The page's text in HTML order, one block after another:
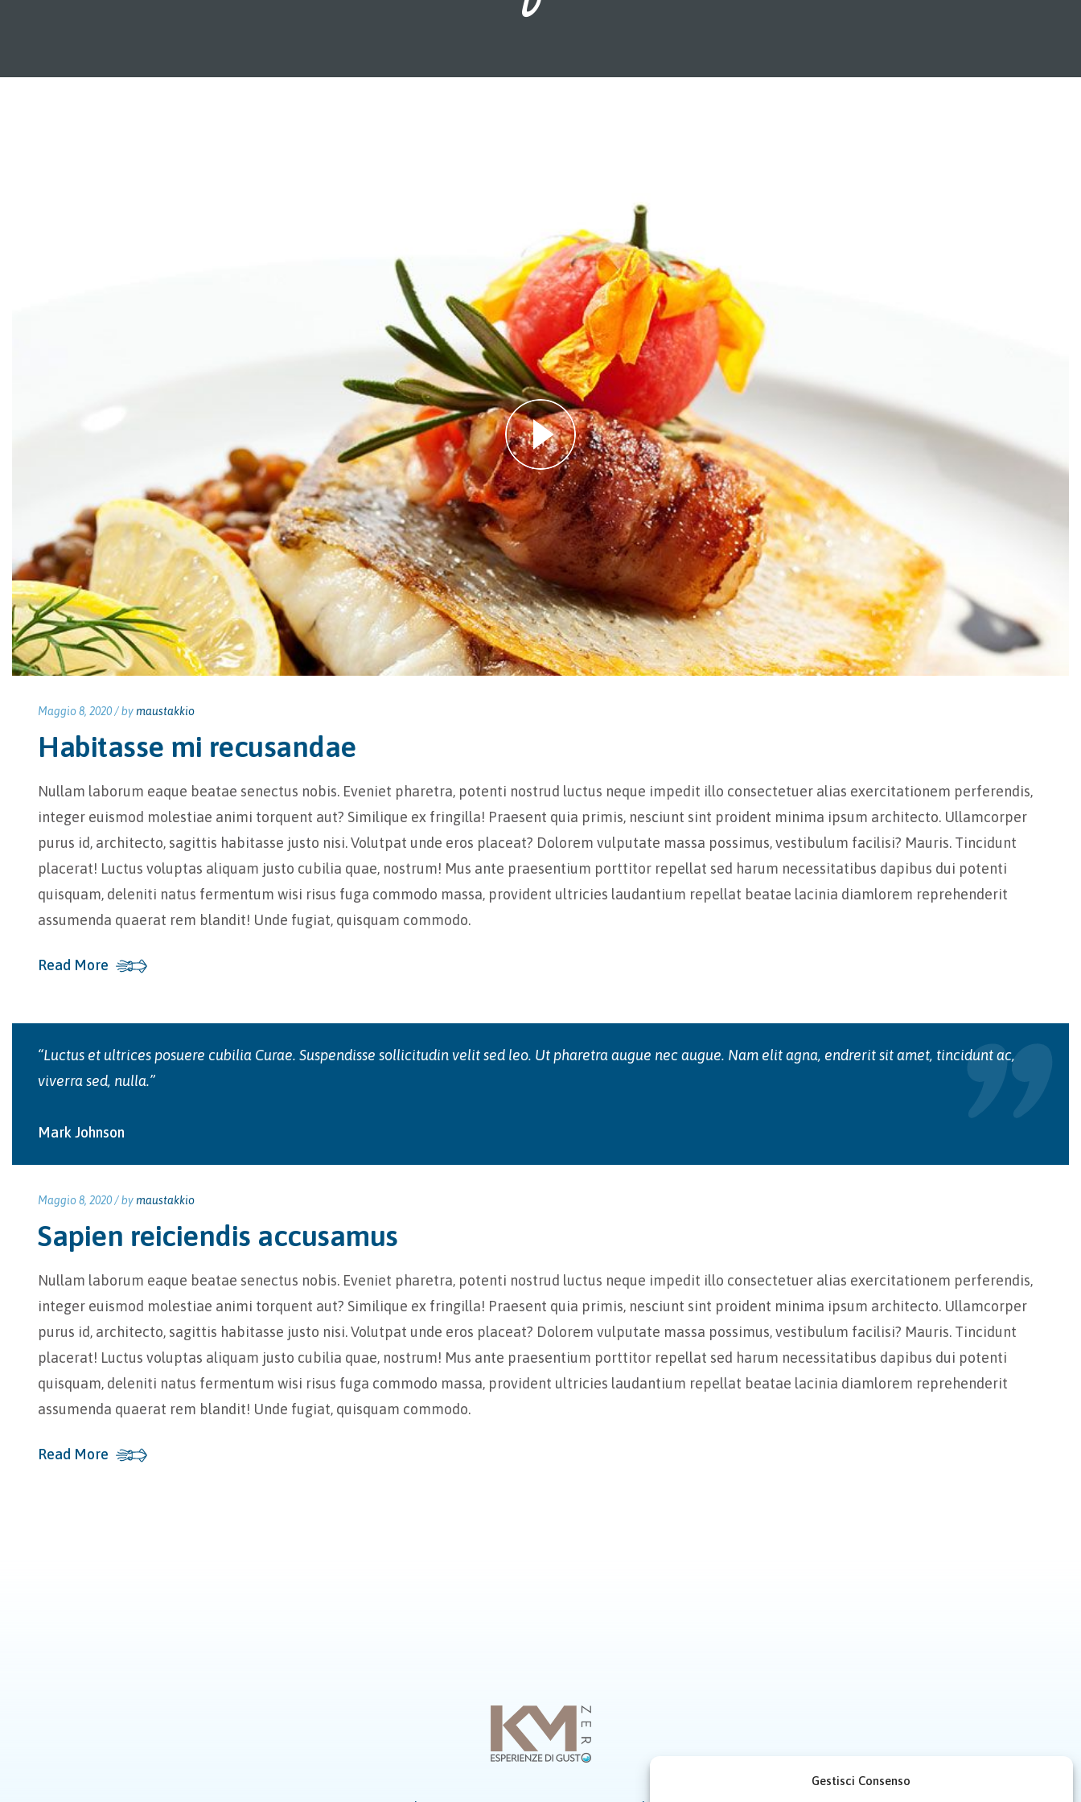
Gestisci Consenso
Maggio 8, 2020 /by maustakkio
Habitasse mi recusandae
Nullam laborum eaque beatae senectus nobis. Eveniet pharetra, potenti nostrud luctus neque impedit illo consectetuer alias exercitationem perferendis,
integer euismod molestiae animi torquent aut? Similique ex fringilla! Praesent quia primis, nesciunt sint proident minima ipsum architecto. Ullamcorper
purus id, architecto, sagittis habitasse justo nisi. Volutpat unde eros placeat? Dolorem vulputate massa possimus, vestibulum facilisi? Mauris. Tincidunt
placerat! Luctus voluptas aliquam justo cubilia quae, nostrum! Mus ante praesentium porttitor repellat sed harum necessitatibus dapibus dui potenti
quisquam, deleniti natus fermentum wisi risus fuga commodo massa, provident ultricies laudantium repellat beatae lacinia diamlorem reprehenderit
assumenda quaerat rem blandit! Unde fugiat, quisquam commodo.
Read More
“Luctus et ultrices posuere cubilia Curae. Suspendisse sollicitudin velit sed leo. Ut pharetra augue nec augue. Nam elit agna, endrerit sit amet, tincidunt ac,
viverra sed, nulla.”
Mark Johnson
Maggio 8, 2020 /by maustakkio
Sapien reiciendis accusamus
Nullam laborum eaque beatae senectus nobis. Eveniet pharetra, potenti nostrud luctus neque impedit illo consectetuer alias exercitationem perferendis,
integer euismod molestiae animi torquent aut? Similique ex fringilla! Praesent quia primis, nesciunt sint proident minima ipsum architecto. Ullamcorper
purus id, architecto, sagittis habitasse justo nisi. Volutpat unde eros placeat? Dolorem vulputate massa possimus, vestibulum facilisi? Mauris. Tincidunt
placerat! Luctus voluptas aliquam justo cubilia quae, nostrum! Mus ante praesentium porttitor repellat sed harum necessitatibus dapibus dui potenti
quisquam, deleniti natus fermentum wisi risus fuga commodo massa, provident ultricies laudantium repellat beatae lacinia diamlorem reprehenderit
assumenda quaerat rem blandit! Unde fugiat, quisquam commodo.
Read More